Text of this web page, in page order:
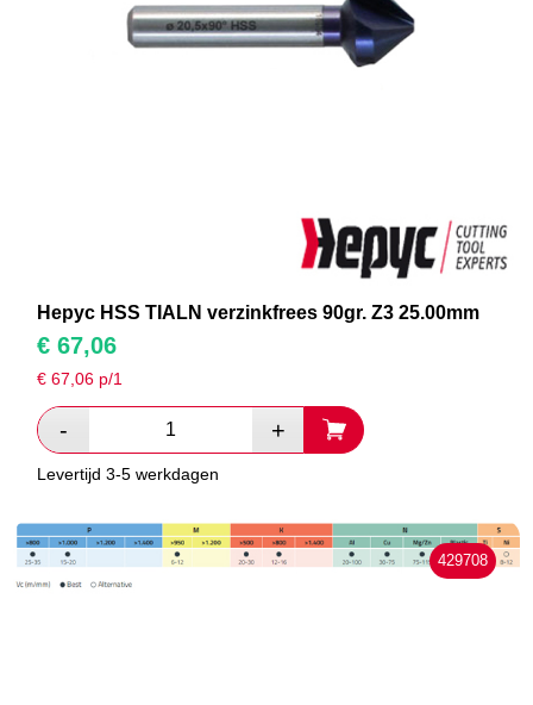
Hepyc HSS TIALN verzinkfrees 90gr. Z3 25.00mm
€ 67,06
€67,06 p/1
Levertijd 3-5 werkdagen
429708